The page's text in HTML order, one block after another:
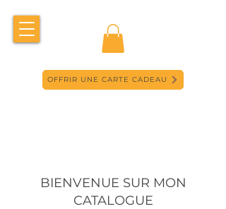
OFFRIR UNE CARTE CADEAU
BIENVENUE SUR MON
CATALOGUE